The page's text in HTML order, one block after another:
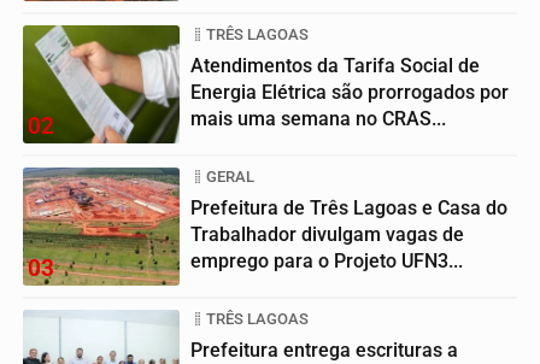
02
TRÊS LAGOAS
Atendimentos da Tarifa Social de
Energia Elétrica são prorrogados por
mais uma semana no CRAS...
03
GERAL
Prefeitura de Três Lagoas e Casa do
Trabalhador divulgam vagas de
emprego para o Projeto UFN3...
TRÊS LAGOAS
Prefeitura entrega escrituras a